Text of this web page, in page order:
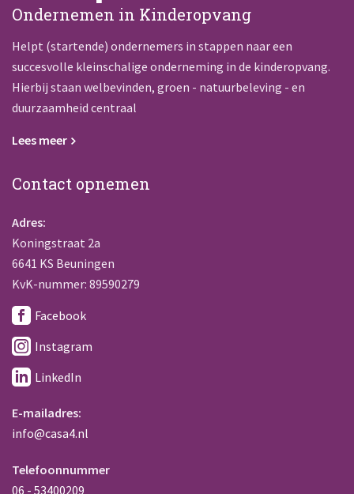
Ondernemen in Kinderopvang
Helpt (startende) ondernemers in stappen naar een
succesvolle kleinschalige onderneming in de kinderopvang.
Hierbij staan welbevinden, groen - natuurbeleving - en
duurzaamheid centraal
Lees meer
Contact opnemen
Adres:
Koningstraat 2a
6641 KS Beuningen
KvK-nummer: 89590279
Facebook
Instagram
LinkedIn
E-mailadres:
info@casa4.nl
Telefoonnummer
06 - 53400209